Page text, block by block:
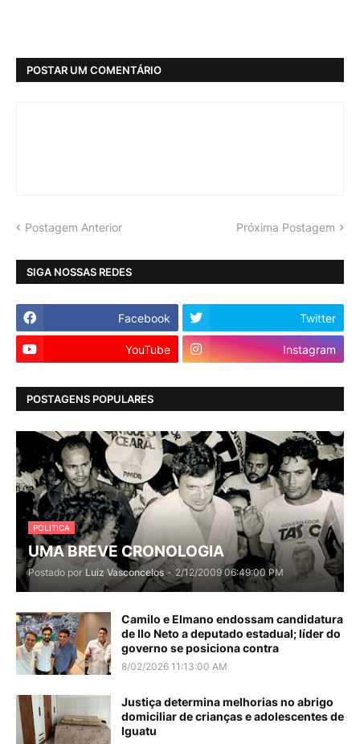
POSTAR UM COMENTÁRIO
Postagem Anterior Próxima Postagem
SIGA NOSSAS REDES
Facebook Twitter
YouTube Instagram
POSTAGENS POPULARES
POLITICA
UMA BREVE CRONOLOGIA
Postado por Luiz Vasconcelos - 2/12/2009 06:49:00 PM
Camilo e Elmano endossam candidatura
de Ilo Neto a deputado estadual; líder do
governo se posiciona contra
8/02/2026 11:13:00 AM
Justiça determina melhorias no abrigo
domiciliar de crianças e adolescentes de
Iguatu